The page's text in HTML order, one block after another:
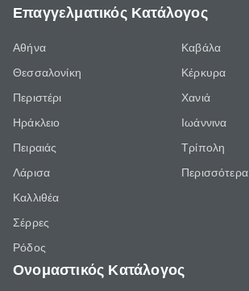
Επαγγελματικός Κατάλογος
Αθήνα
Θεσσαλονίκη
Περιστέρι
Ηράκλειο
Πειραιάς
Λάρισα
Καλλιθέα
Σέρρες
Ρόδος
Καβάλα
Κέρκυρα
Χανιά
Ιωάννινα
Τρίπολη
Περισσότερα
Ονομαστικός Κατάλογος